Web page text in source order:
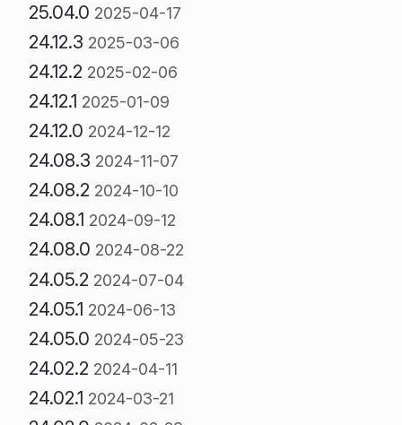
25.04.0 2025-04-17
24.12.3 2025-03-06
24.12.2 2025-02-06
24.12.1 2025-01-09
24.12.0 2024-12-12
24.08.3 2024-11-07
24.08.2 2024-10-10
24.08.1 2024-09-12
24.08.0 2024-08-22
24.05.2 2024-07-04
24.05.1 2024-06-13
24.05.0 2024-05-23
24.02.2 2024-04-11
24.02.1 2024-03-21